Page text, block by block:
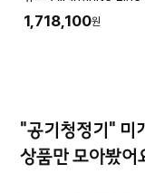
셜베이지 100㎡
AX100DB990EDD
1,718,100원
"공기청정기" 미
상품만 모아봤어